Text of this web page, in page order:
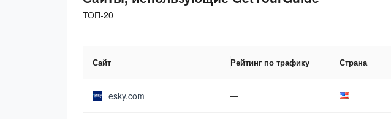
ТОП-20
Сайт Рейтинг по трафику Страна
esky.com —